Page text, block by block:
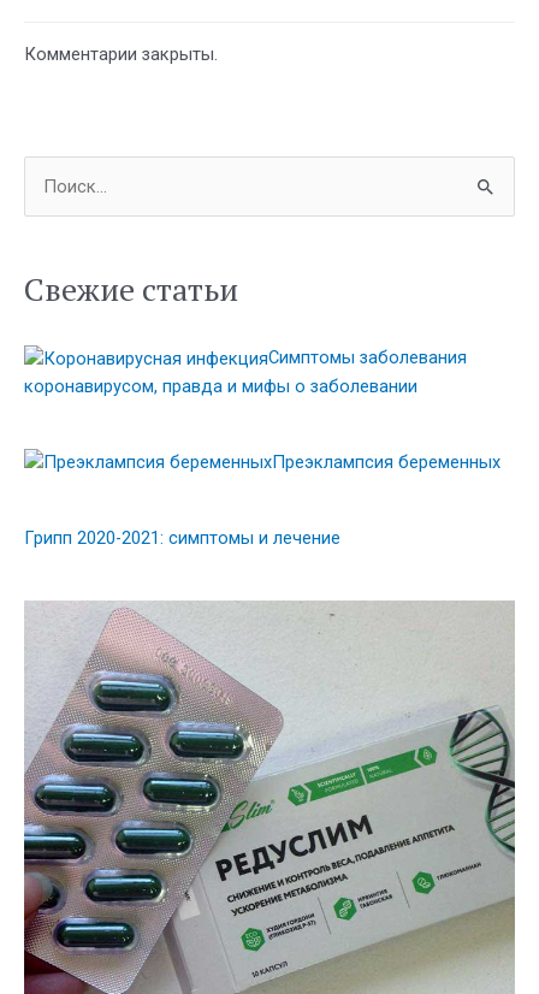
Комментарии закрыты.
с
:
Свежие статьи
Симптомы заболевания
коронавирусом, правда и мифы о заболевании
Преэклампсия беременных
Грипп 2020-2021: симптомы и лечение